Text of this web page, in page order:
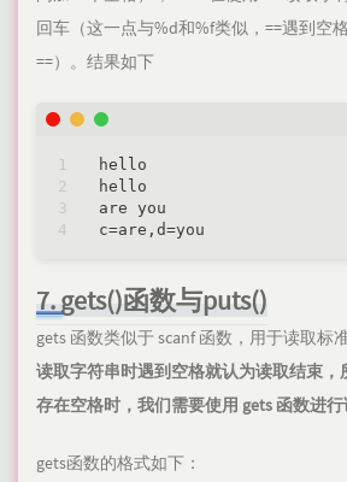
回车（这一点与%d和%f类似，==遇到空
==）。结果如下
hello
hello
are you
7. gets()函数与puts()
gets 函数类似于 scanf 函数，用于读取标准
读取字符串时遇到空格就认为读取结束，
存在空格时，我们需要使用 gets 函数进行
gets函数的格式如下：